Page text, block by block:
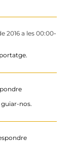
2016 a les 00:00-
guiar-nos.